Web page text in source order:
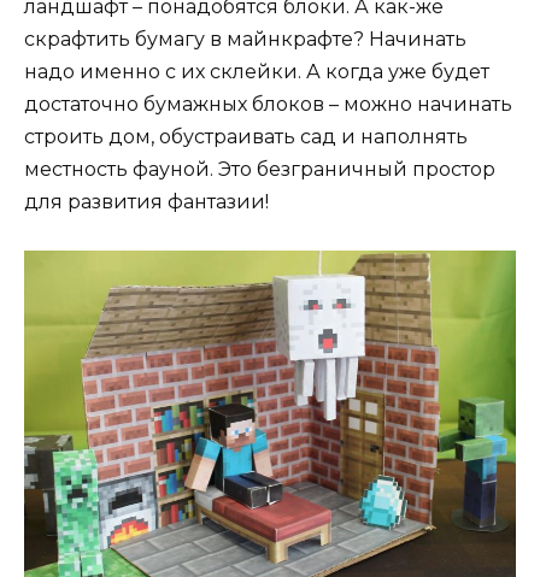
ландшафт – понадобятся блоки. А как-же
скрафтить бумагу в майнкрафте? Начинать
надо именно с их склейки. А когда уже будет
достаточно бумажных блоков – можно начинать
строить дом, обустраивать сад и наполнять
местность фауной. Это безграничный простор
для развития фантазии!